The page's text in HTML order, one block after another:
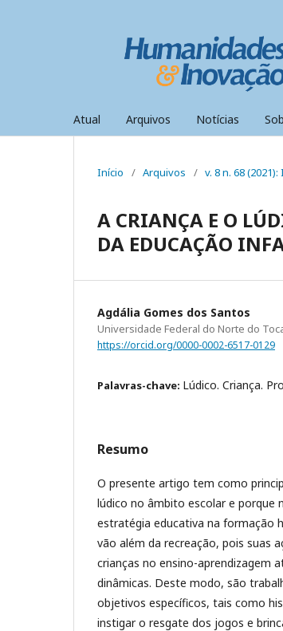
Atual Arquivos Notícias
Início / Arquivos / v. 8 n. 68
A CRIANÇA E O
DA EDUCAÇÃO
Agdália Gomes dos Santos
Universidade Federal do Norte do
https://orcid.org/0000-0002-6517-0129
Palavras-chave: Lúdico. Criança.
Resumo
O presente artigo tem como
lúdico no âmbito escolar e porque
estratégia educativa na formação
vão além da recreação, pois suas
crianças no ensino-aprendizagem
dinâmicas. Deste modo, são
objetivos específicos, tais como
instigar o resgate dos jogos e